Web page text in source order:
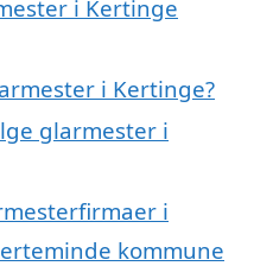
i Kertinge
i Kertinge?
glarmester i
i
kommune